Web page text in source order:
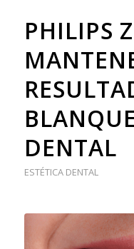
PHILIPS
DENTAL
ESTÉTICA DENTAL